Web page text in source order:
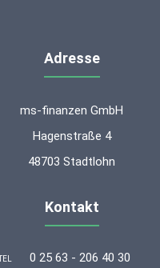
Adresse
ms-finanzen GmbH
Hagenstraße 4
48703 Stadtlohn
Kontakt
0 25 63 - 206 40 30